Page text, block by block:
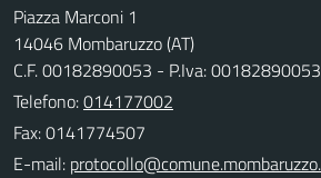
Piazza Marconi 1
14046 Mombaruzzo (AT)
C.F. 00182890053 - P.Iva: 00182890053
Telefono:014177002
Fax: 0141774507
E-mail: